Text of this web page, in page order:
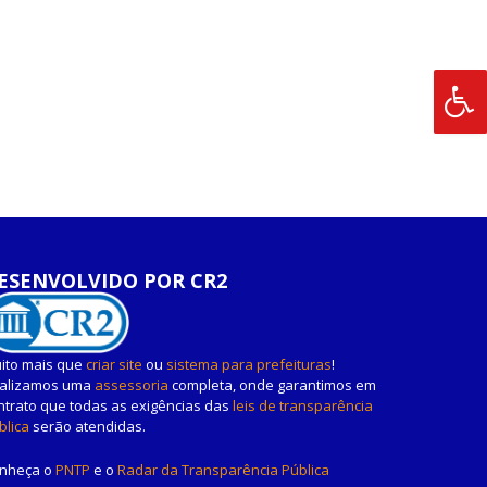
POR CR2
mais que criar site ou sistema para prefeituras!
uma assessoria completa, onde garantimos em
que todas as exigências das leis de transparência
serão atendidas.
o PNTP e o Radar da Transparência Pública